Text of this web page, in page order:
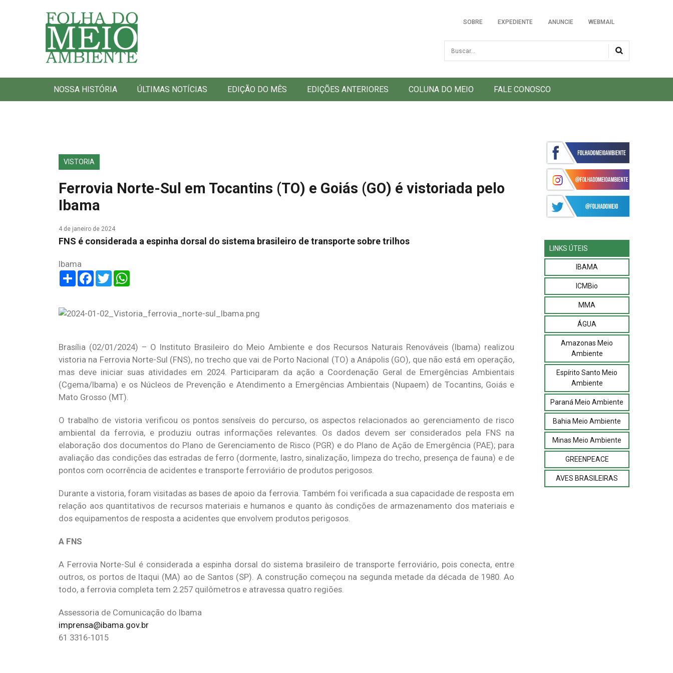
Folha do Meio Ambiente
SOBRE EXPEDIENTE ANUNCIE WEBMAIL
Busca
NOSSA HISTÓRIA ÚLTIMAS NOTÍCIAS EDIÇÃO DO MÊS EDIÇÕES ANTERIORES COLUNA DO MEIO FALE CONOSCO
VISTORIA
Ferrovia Norte-Sul em Tocantins (TO) e Goiás (GO) é vistoriada pelo
Ibama
4 de janeiro de 2024
FNS é considerada a espinha dorsal do sistema brasileiro de transporte sobre trilhos
Ibama
ShareFacebook
Twitter
Brasília (02/01/2024) – O Instituto Brasileiro do Meio Ambiente e dos Recursos Naturais Renováveis (Ibama) realizou
vistoria na Ferrovia Norte-Sul (FNS), no trecho que vai de Porto Nacional (TO) a Anápolis (GO), que não está em operação,
mas deve iniciar suas atividades em 2024. Participaram da ação a Coordenação Geral de Emergências Ambientais
(Cgema/Ibama) e os Núcleos de Prevenção e Atendimento a Emergências Ambientais (Nupaem) de Tocantins, Goiás e
Mato Grosso (MT).
O trabalho de vistoria verificou os pontos sensíveis do percurso, os aspectos relacionados ao gerenciamento de risco
ambiental da ferrovia, e produziu outras informações relevantes. Os dados devem ser considerados pela FNS na
elaboração dos documentos do Plano de Gerenciamento de Risco (PGR) e do Plano de Ação de Emergência (PAE); para
avaliação das condições das estradas de ferro (dormente, lastro, sinalização, limpeza do trecho, presença de fauna) e de
pontos com ocorrência de acidentes e transporte ferroviário de produtos perigosos.
Durante a vistoria, foram visitadas as bases de apoio da ferrovia. Também foi verificada a sua capacidade de resposta em
relação aos quantitativos de recursos materiais e humanos e quanto às condições de armazenamento dos materiais e
dos equipamentos de resposta a acidentes que envolvem produtos perigosos.‌
A FNS
A Ferrovia Norte-Sul é considerada a espinha dorsal do sistema brasileiro de transporte ferroviário, pois conecta, entre
outros, os portos de Itaqui (MA) ao de Santos (SP). A construção começou na segunda metade da década de 1980. Ao
todo, a ferrovia completa tem 2.257 quilômetros e atravessa quatro regiões.
Assessoria de Comunicação do Ibama
imprensa@ibama.gov.br
61 3316-1015
LINKS ÚTEIS
IBAMA
ICMBio
MMA
ÁGUA
Amazonas Meio
Ambiente
Espírito Santo Meio
Ambiente
Paraná Meio Ambiente
Bahia Meio Ambiente
Minas Meio Ambiente
GREENPEACE
AVES BRASILEIRAS